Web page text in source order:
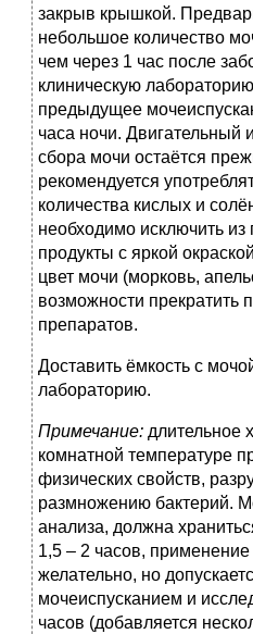
закрыв крышкой.
небольшое количество
чем через 1 час после
клиническую
предыдущее
часа ночи. Двигательный
сбора мочи остаётся
рекомендуется
количества кислых и
необходимо исключить
продукты с яркой
цвет мочи (морковь,
возможности прекратить
препаратов.
Доставить ёмкость с
лабораторию.
Примечание: длительное
комнатной температуре
физических свойств,
размножению бактерий.
анализа, должна
1,5 – 2 часов,
желательно, но
мочеиспусканием и
часов (добавляется